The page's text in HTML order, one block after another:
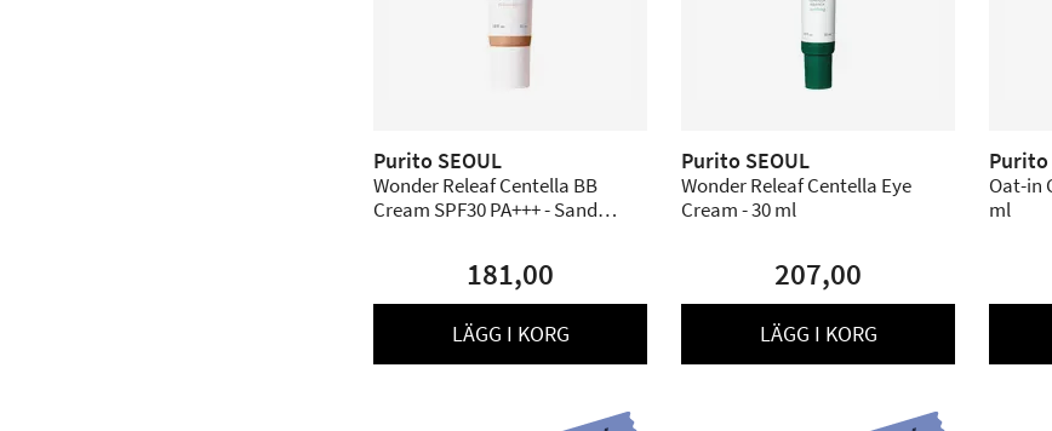
Purito SEOUL
Wonder Releaf Centella BB
Cream SPF30 PA+++ - Sand
181,00
LÄGG I KORG
Purito SEOUL
Wonder Releaf Centella Eye
Cream - 30 ml
207,00
LÄGG I KORG
Purito
Oat-in
ml